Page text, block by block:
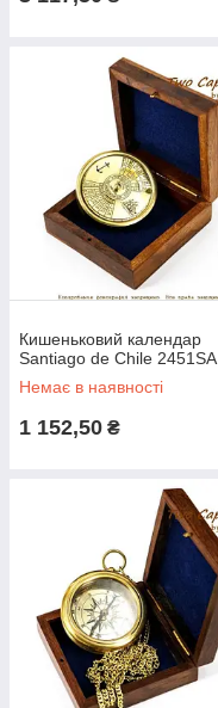
Кишеньковий календар
Santiago de Chile 2451SA
Немає в наявності
1 152,50 ₴